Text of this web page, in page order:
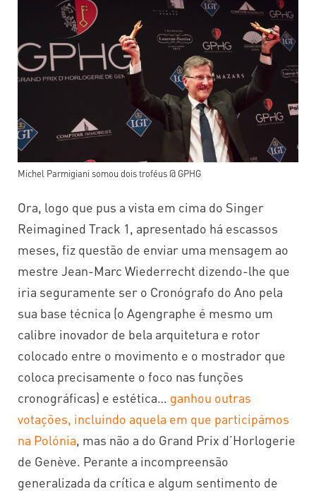
Michel Parmigiani somou dois troféus @ GPHG
Ora, logo que pus a vista em cima do Singer
Reimagined Track 1, apresentado há escassos
meses, fiz questão de enviar uma mensagem ao
mestre Jean-Marc Wiederrecht dizendo-lhe que
iria seguramente ser o Cronógrafo do Ano pela
sua base técnica (o Agengraphe é mesmo um
calibre inovador de bela arquitetura e rotor
colocado entre o movimento e o mostrador que
coloca precisamente o foco nas funções
cronográficas) e estética… ganhou outras
votações, incluindo aquela em que participámos
na Polónia , mas não a do Grand Prix d’Horlogerie
de Genève. Perante a incompreensão
generalizada da crítica e algum sentimento de